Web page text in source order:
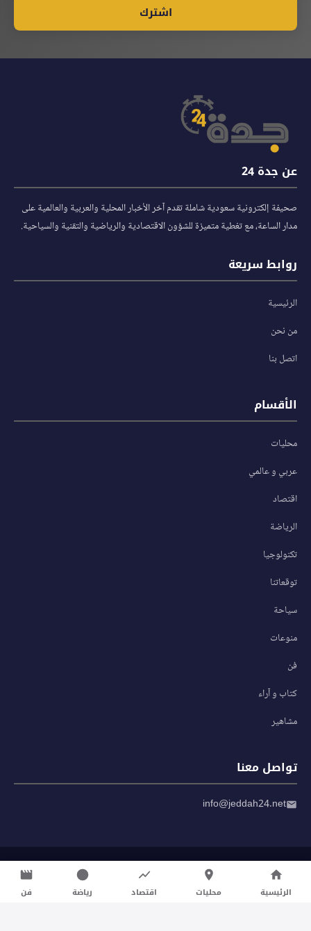
اشترك
عن جدة 24
صحيفة إلكترونية سعودية شاملة تقدم آخر الأخبار المحلية والعربية والعالمية على
مدار الساعة، مع تغطية متميزة للشؤون الاقتصادية والرياضية والتقنية والسياحية.
روابط سريعة
الرئيسية
من نحن
اتصل بنا
الأقسام
محليات
عربي و عالمي
اقتصاد
الرياضة
تكنولوجيا
توقعاتنا
سياحة
منوعات
فن
كتاب و آراء
مشاهير
تواصل معنا
info@jeddah24.net
سياسة الخصوصية
شروط الاستخدام
الرئيسية محليات اقتصاد رياضة فن